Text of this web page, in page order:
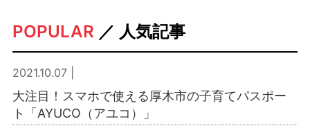
POPULAR ／ 人気記事
2021.10.07 |
大注目！スマホで使える厚木市の子育てパスポー
ト「AYUCO（アユコ）」